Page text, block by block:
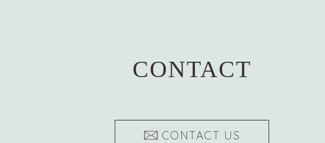
CONTACT
CONTACT US